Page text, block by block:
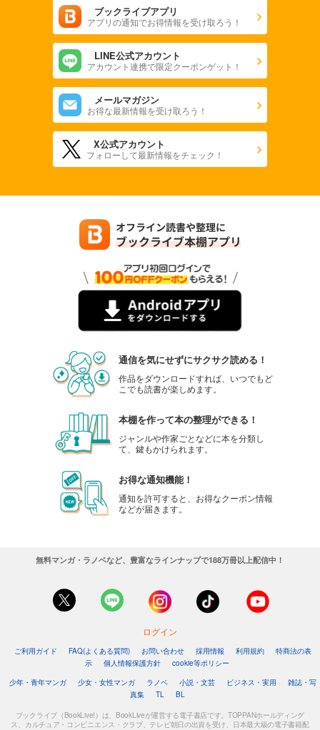
ブックライブアプリ
アプリの通知でお得情報を受け取ろう！
LINE公式アカウント
アカウント連携で限定クーポンゲット！
メールマガジン
お得な最新情報を受け取ろう！
X公式アカウント
フォローして最新情報をチェック！
通信を気にせずにサクサク読める！
作品をダウンロードすれば、いつでもど
こでも読書が楽しめます。
本棚を作って本の整理ができる！
ジャンルや作家ごとなどに本を分類し
て、鍵もかけられます。
お得な通知機能！
通知を許可すると、お得なクーポン情報
などが届きます。
無料マンガ・ラノベなど、豊富なラインナップで188万冊以上配信中！
ログイン
ご利用ガイド FAQ(よくある質問) お問い合わせ 採用情報 利用規約
特商法の表
示
個人情報保護方針
cookie等ポリシー
少年・青年マンガ
少女・女性マンガ ラノベ 小説・文芸 ビジネス・実用
雑誌・写
真集
TL BL
ブックライブ（BookLive!）は、BookLiveが運営する電子書店です。TOPPANホールディング
ス、カルチュア・コンビニエンス・クラブ、テレビ朝日の出資を受け、日本最大級の電子書籍配